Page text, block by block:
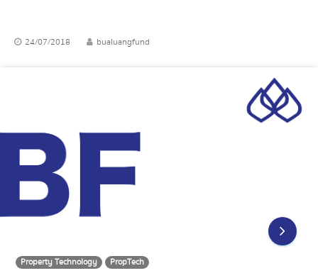
24/07/2018 bualuangfund
Property Technology PropTech